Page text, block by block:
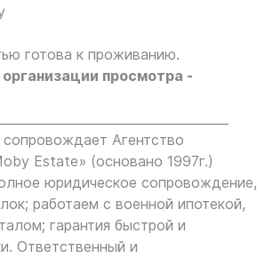
готова к проживанию.
просмотра -
Агентство
Estate» (основано 1997г.)
юридическое сопровождение,
работаем с военной ипотекой,
гарантия быстрой и
Ответственный и